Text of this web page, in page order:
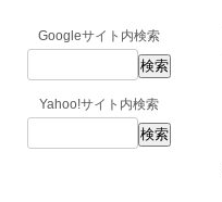
Googleサイト内検索
Yahoo!サイト内検索